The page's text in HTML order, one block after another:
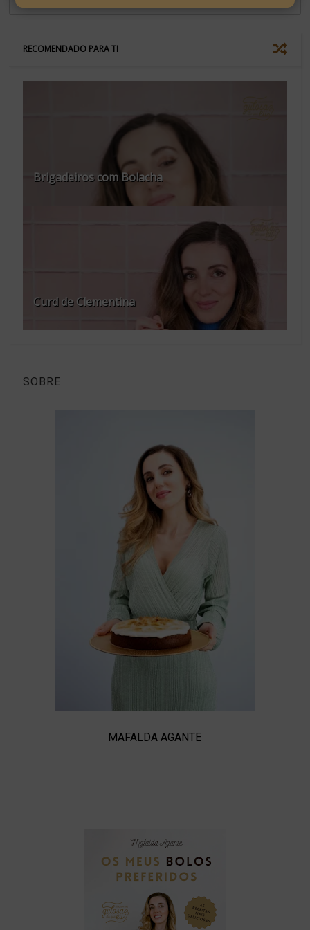
RECOMENDADO PARA TI
Brigadeiros com Bolacha
Curd de Clementina
SOBRE
MAFALDA AGANTE